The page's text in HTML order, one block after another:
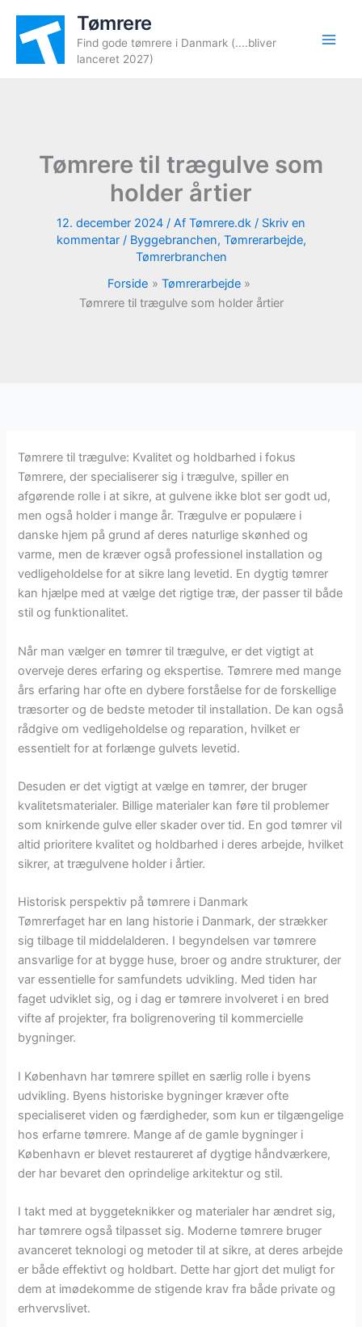
indholdet
Tømrere
Find gode tømrere i Danmark (....bliver
lanceret 2027)
Tømrere til trægulve som
holder årtier
12. december 2024 / Af Tømrere.dk / Skriv en
kommentar / Byggebranchen, Tømrerarbejde,
Tømrerbranchen
Forside
Tømrerarbejde
Tømrere til trægulve som holder årtier
Tømrere til trægulve: Kvalitet og holdbarhed i fokus
Tømrere, der specialiserer sig i trægulve, spiller en
afgørende rolle i at sikre, at gulvene ikke blot ser godt ud,
men også holder i mange år. Trægulve er populære i
danske hjem på grund af deres naturlige skønhed og
varme, men de kræver også professionel installation og
vedligeholdelse for at sikre lang levetid. En dygtig tømrer
kan hjælpe med at vælge det rigtige træ, der passer til både
stil og funktionalitet.
Når man vælger en tømrer til trægulve, er det vigtigt at
overveje deres erfaring og ekspertise. Tømrere med mange
års erfaring har ofte en dybere forståelse for de forskellige
træsorter og de bedste metoder til installation. De kan også
rådgive om vedligeholdelse og reparation, hvilket er
essentielt for at forlænge gulvets levetid.
Desuden er det vigtigt at vælge en tømrer, der bruger
kvalitetsmaterialer. Billige materialer kan føre til problemer
som knirkende gulve eller skader over tid. En god tømrer vil
altid prioritere kvalitet og holdbarhed i deres arbejde, hvilket
sikrer, at trægulvene holder i årtier.
Historisk perspektiv på tømrere i Danmark
Tømrerfaget har en lang historie i Danmark, der strækker
sig tilbage til middelalderen. I begyndelsen var tømrere
ansvarlige for at bygge huse, broer og andre strukturer, der
var essentielle for samfundets udvikling. Med tiden har
faget udviklet sig, og i dag er tømrere involveret i en bred
vifte af projekter, fra boligrenovering til kommercielle
bygninger.
I København har tømrere spillet en særlig rolle i byens
udvikling. Byens historiske bygninger kræver ofte
specialiseret viden og færdigheder, som kun er tilgængelige
hos erfarne tømrere. Mange af de gamle bygninger i
København er blevet restaureret af dygtige håndværkere,
der har bevaret den oprindelige arkitektur og stil.
I takt med at byggeteknikker og materialer har ændret sig,
har tømrere også tilpasset sig. Moderne tømrere bruger
avanceret teknologi og metoder til at sikre, at deres arbejde
er både effektivt og holdbart. Dette har gjort det muligt for
dem at imødekomme de stigende krav fra både private og
erhvervslivet.